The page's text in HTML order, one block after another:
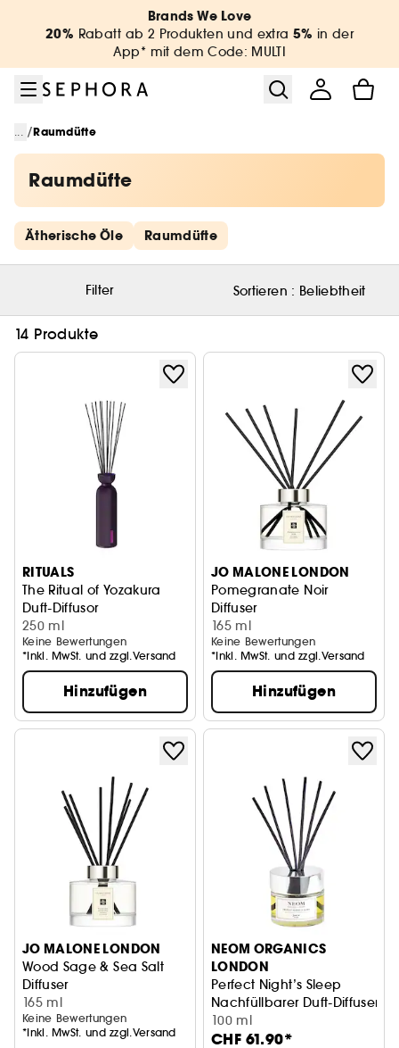
Brands We Love
20% Rabatt ab 2 Produkten und extra 5% in der
App* mit dem Code: MULTI
... /Raumdüfte
Raumdüfte
Schnelllinks überspringen
Ätherische Öle Raumdüfte
Filter Sortieren : Beliebtheit
14 Produkte
RITUALS
The Ritual of Yozakura
Duft-Diffusor
250 ml
Keine Bewertungen
*Inkl. MwSt. und zzgl.Versand
Hinzufügen
JO MALONE LONDON
Pomegranate Noir
Diffuser
165 ml
Keine Bewertungen
*Inkl. MwSt. und zzgl.Versand
Hinzufügen
JO MALONE LONDON
Wood Sage & Sea Salt
Diffuser
165 ml
Keine Bewertungen
*Inkl. MwSt. und zzgl.Versand
NEOM ORGANICS
LONDON
Perfect Night’s Sleep
Nachfüllbarer Duft-Diffuser
100 ml
CHF 61.90*